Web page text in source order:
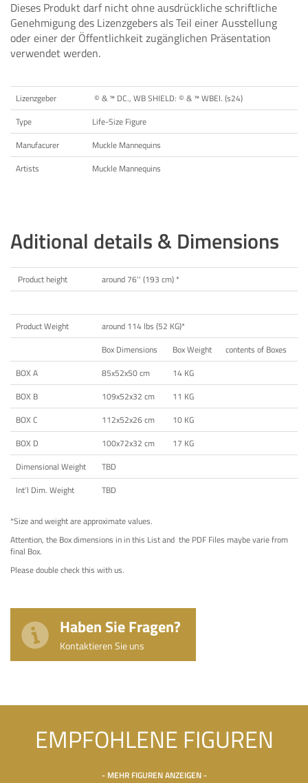
Dieses Produkt darf nicht ohne ausdrückliche schriftliche
Genehmigung des Lizenzgebers als Teil einer Ausstellung
oder einer der Öffentlichkeit zugänglichen Präsentation
verwendet werden.
Lizenzgeber
© & ™ DC., WB SHIELD: © & ™ WBEI. (s24)
Type
Life-Size Figure
Manufacurer
Muckle Mannequins
Artists
Muckle Mannequins
Aditional details & Dimensions
Product height around 76'' (193 cm) *
Product Weight
around 114 lbs (52 KG)*
Box Dimensions
Box Weight
contents of Boxes
BOX A
85x52x50 cm
14 KG
BOX B
109x52x32 cm
11 KG
BOX C
112x52x26 cm
10 KG
BOX D
100x72x32 cm
17 KG
Dimensional Weight
TBD
Int’l Dim. Weight
TBD
*Size and weight are approximate values.
Attention, the Box dimensions in in this List and the PDF Files maybe varie from
final Box.
Please double check this with us.
Haben Sie Fragen?
Kontaktieren Sie uns
EMPFOHLENE FIGUREN
- MEHR FIGUREN ANZEIGEN -